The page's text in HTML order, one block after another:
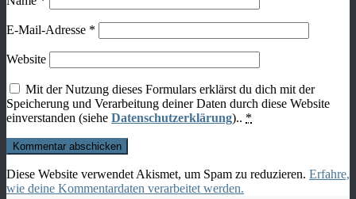
E-Mail-Adresse *
Website
Mit der Nutzung dieses Formulars erklärst du dich mit der
Speicherung und Verarbeitung deiner Daten durch diese Website
einverstanden (siehe Datenschutzerklärung).. *
Diese Website verwendet Akismet, um Spam zu reduzieren. Erfahre,
wie deine Kommentardaten verarbeitet werden.